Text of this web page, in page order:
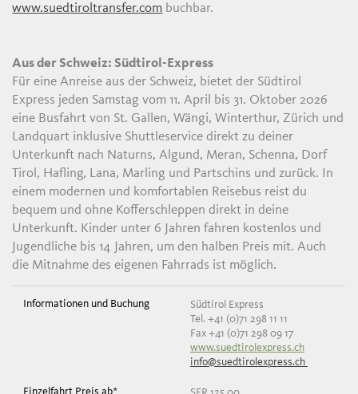
www.suedtiroltransfer.com buchbar.
Aus der Schweiz: Südtirol-Express
Für eine Anreise aus der Schweiz, bietet der Südtirol
Express jeden Samstag vom 11. April bis 31. Oktober 2026
eine Busfahrt von St. Gallen, Wängi, Winterthur, Zürich und
Landquart inklusive Shuttleservice direkt zu deiner
Unterkunft nach Naturns, Algund, Meran, Schenna, Dorf
Tirol, Hafling, Lana, Marling und Partschins und zurück. In
einem modernen und komfortablen Reisebus reist du
bequem und ohne Kofferschleppen direkt in deine
Unterkunft. Kinder unter 6 Jahren fahren kostenlos und
Jugendliche bis 14 Jahren, um den halben Preis mit. Auch
die Mitnahme des eigenen Fahrrads ist möglich.
Südtirol Express
Tel. +41 (0)71 298 11 11
Fax +41 (0)71 298 09 17
www.suedtirolexpress.ch
info@suedtirolexpress.ch